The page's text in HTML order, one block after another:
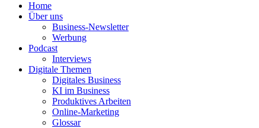
Home
Über uns
Business-Newsletter
Werbung
Podcast
Interviews
Digitale Themen
Digitales Business
KI im Business
Produktives Arbeiten
Online-Marketing
Glossar